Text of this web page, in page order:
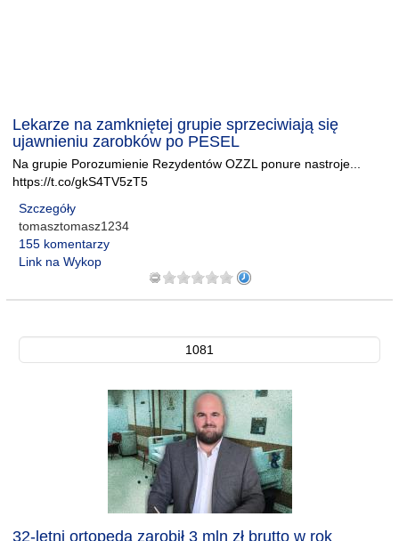
Lekarze na zamkniętej grupie sprzeciwiają się
ujawnieniu zarobków po PESEL
Na grupie Porozumienie Rezydentów OZZL ponure nastroje...
https://t.co/gkS4TV5zT5
Szczegóły
tomasztomasz1234
155 komentarzy
Link na Wykop
1081
32-letni ortopeda zarobił 3 mln zł brutto w rok